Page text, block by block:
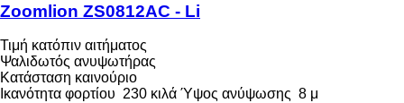
Zoomlion ZS0812AC - Li
Τιμή κατόπιν αιτήματος
Ψαλιδωτός ανυψωτήρας
Κατάσταση καινούριο
Ικανότητα φορτίου 230 κιλά Ύψος ανύψωσης 8 μ